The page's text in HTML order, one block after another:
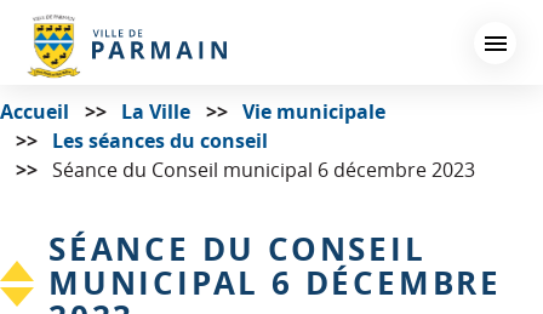
principal
Accueil La Ville
Vie municipale
Les séances du conseil
Séance du Conseil municipal 6 décembre 2023
SÉANCE DU CONSEIL
MUNICIPAL 6 DÉCEMBRE